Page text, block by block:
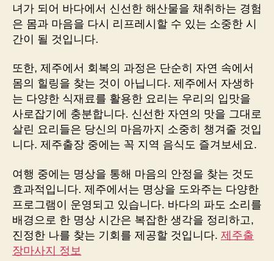
녀가 되어 바다에서 신선한 해산물을 채취하는 경험
은 몸과 마음을 다시 리프레시할 수 있는 소중한 시
간이 될 것입니다.
또한, 제주에서 회복의 과정은 단순히 자연 속에서
몸의 힐링을 찾는 것이 아닙니다. 제주에서 자생하
는 다양한 식재료를 활용한 요리는 우리의 입맛을
사로잡기에 충분합니다. 신선한 자연의 맛을 그대로
살린 요리들은 당신의 마음까지 소중히 챙겨줄 것입
니다. 제주출장 중에는 꼭 지역 음식도 즐겨보세요.
여행 중에는 명상을 통해 마음의 안정을 찾는 것도
효과적입니다. 제주에서는 명상을 도와주는 다양한
프로그램이 운영되고 있습니다. 바다의 파도 소리를
배경으로 한 명상 시간은 복잡한 생각을 정리하고,
진정한 나를 찾는 기회를 제공할 것입니다. 제주출
장마사지 정보